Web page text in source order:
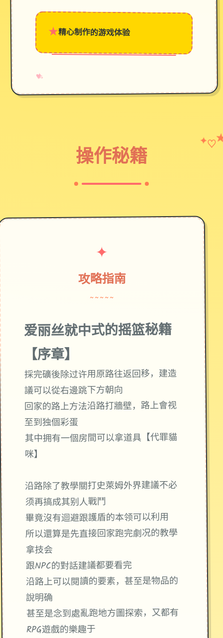
★精心制作的游戏体验
♥
✧
→
操作秘籍
✦♡
✦
攻略指南
~~~~~
爱丽丝就中式的摇篮秘籍
【序章】
採完礦後除过许用原路往返回移，建造
議可以從右邊跳下方朝向
回家的路上方法沿路打牆壁，路上會视
至到独個彩蛋
其中拥有一個房間可以拿道具【代罪貓
咪】
沿路除了教學關打史萊姆外界建議不必
须再搞成其别人戰鬥
畢竟沒有迴避跟護盾的本领可以利用
所以還算是先直接回家跑完劇况的教學
拿技会
跟NPC的對話建議都要看完
沿路上可以閱讀的要素，甚至是物品的
說明确
甚至是念到處亂跑地方圖探索，又都有
RPG遊戲的樂趣于